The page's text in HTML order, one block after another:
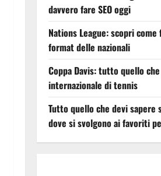
davvero fare SEO oggi
Nations League: scopri
format delle nazionali
Coppa Davis: tutto quello
internazionale di tennis
Tutto quello che devi sapere
dove si svolgono ai favoriti